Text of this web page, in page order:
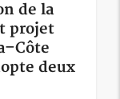
de la
projet
deux